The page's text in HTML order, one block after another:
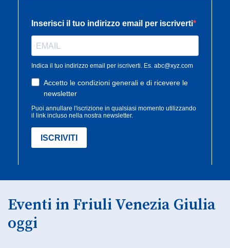
Eventi in Friuli Venezia Giulia
oggi